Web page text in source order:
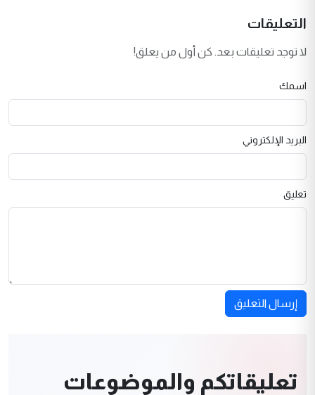
التعليقات
لا توجد تعليقات بعد. كن أول من يعلق!
اسمك
البريد الإلكتروني
تعليق
إرسال التعليق
تعليقاتكم والموضوعات